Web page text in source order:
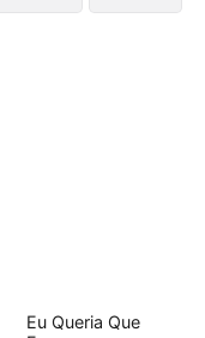
Eu Queria Que